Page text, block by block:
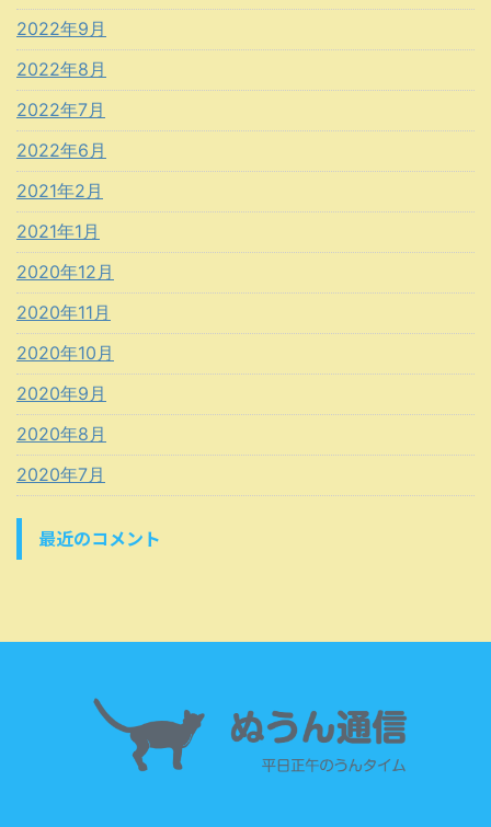
2022年9月
2022年8月
2022年7月
2022年6月
2021年2月
2021年1月
2020年12月
2020年11月
2020年10月
2020年9月
2020年8月
2020年7月
最近のコメント